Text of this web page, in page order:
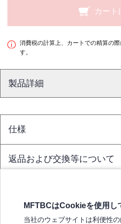
カート
消費税の計算上、カートでの精算の
す。
製品詳細
仕様
返品および交換等について
MFTBCはCookieを使用し
当社のウェブサイトは利便性